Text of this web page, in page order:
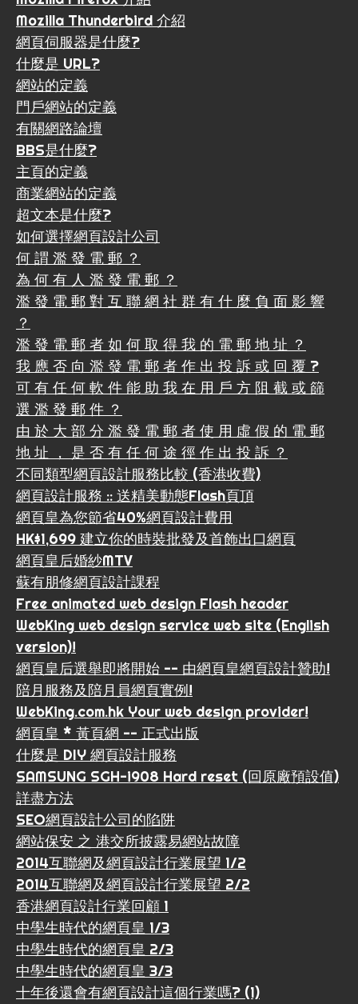
Mozilla Thunderbird 介紹
網頁伺服器是什麼?
什麼是 URL?
網站的定義
門戶網站的定義
有關網路論壇
BBS是什麼?
主頁的定義
商業網站的定義
超文本是什麼?
如何選擇網頁設計公司
何 謂 濫 發 電 郵 ？
為 何 有 人 濫 發 電 郵 ？
濫 發 電 郵 對 互 聯 網 社 群 有 什 麼 負 面 影 響
？
濫 發 電 郵 者 如 何 取 得 我 的 電 郵 地 址 ？
我 應 否 向 濫 發 電 郵 者 作 出 投 訴 或 回 覆 ?
可 有 任 何 軟 件 能 助 我 在 用 戶 方 阻 截 或 篩
選 濫 發 郵 件 ？
由 於 大 部 分 濫 發 電 郵 者 使 用 虛 假 的 電 郵
地 址 ， 是 否 有 任 何 途 徑 作 出 投 訴 ？
不同類型網頁設計服務比較 (香港收費)
網頁設計服務 :: 送精美動態Flash頁頂
網頁皇為您節省40%網頁設計費用
HK$1,699 建立你的時裝批發及首飾出口網頁
網頁皇后婚紗MTV
蘇有朋修網頁設計課程
Free animated web design Flash header
WebKing web design service web site (English
version)!
網頁皇后選舉即將開始 -- 由網頁皇網頁設計贊助!
陪月服務及陪月員網頁實例!
WebKing.com.hk Your web design provider!
網頁皇 * 黃頁網 -- 正式出版
什麼是 DIY 網頁設計服務
SAMSUNG SGH-i908 Hard reset (回原廠預設值)
詳盡方法
SEO網頁設計公司的陷阱
網站保安 之 港交所披露易網站故障
2014互聯網及網頁設計行業展望 1/2
2014互聯網及網頁設計行業展望 2/2
香港網頁設計行業回顧 1
中學生時代的網頁皇 1/3
中學生時代的網頁皇 2/3
中學生時代的網頁皇 3/3
十年後還會有網頁設計這個行業嗎? (1)